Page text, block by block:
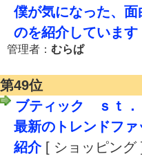
僕が気になった、
のを紹介しています
管理者： むらぱ
第49位
ブティック ｓｔ．
最新のトレンドフ
紹介[ ショッピング ]